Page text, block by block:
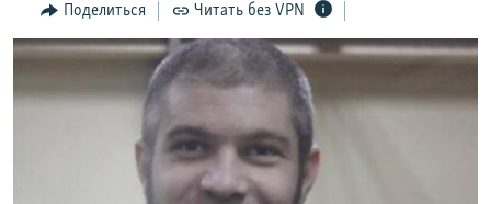
поискуИНФОГРАФИКА
ТЕЛЕПРОЕКТ КРЫМ.РЕАЛИИ
СОВЕТЫ ПРАВОЗАЩИТНИКОВ
ПРОПАВШИЕ БЕЗ ВЕСТИ
ПОБЕДИТЕЛЕЙ НЕ СУДЯТ?
КАК ОБОЙТИ БЛОКИРОВКУ
ПРИСОЕДИНЯЙТЕСЬ!
Поделиться Читать без VPN